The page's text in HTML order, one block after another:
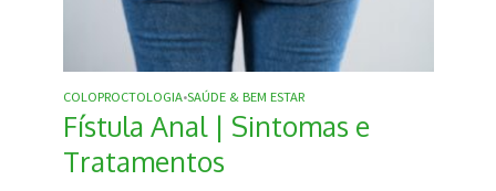
COLOPROCTOLOGIA•SAÚDE & BEM ESTAR
Fístula Anal | Sintomas e
Tratamentos